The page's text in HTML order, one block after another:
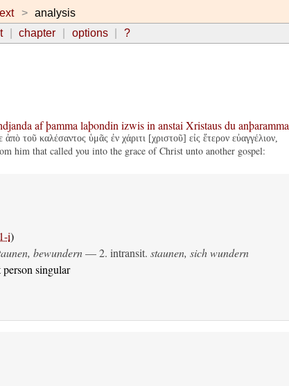
analysis
chapter options ?
af þamma laþondin izwis in anstai Xristaus du anþaramma
τοῦ καλέσαντος ὑμᾶς ἐν χάριτι [χριστοῦ] εἰς ἕτερον εὐαγγέλιον,
him that called you into the grace of Christ unto another gospel:
i)
bewundern— 2. intransit. staunen, sich wundern
singular